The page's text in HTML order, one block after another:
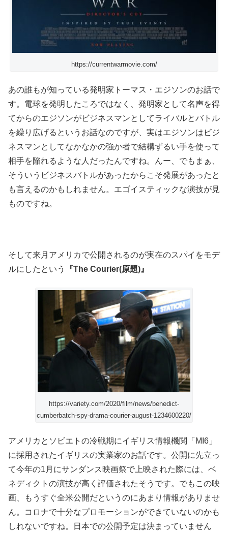
https://currentwarmovie.com/
あの誰もが知っている発明家トーマス・エジソンのお話で
す。電球を発明したころではなく、発明家として名声を得
てからのエジソンがビジネスマンとしてライバルとバトル
を繰り広げるというお話なのですが、実はエジソンはビジ
ネスマンとしてなかなかの強か者で結構ずるい手を使って
相手を陥れるような人だったんですね。んー、でもまぁ、
そういうビジネスバトルがあったからこそ発展があったと
も言えるのかもしれません。エゴイスティックな演技が見
ものですね。
そして来月アメリカで公開されるのが実在のスパイをモデ
ルにしたという
『The Courier(原題)』
https://variety.com/2020/film/news/benedict-
cumberbatch-spy-drama-courier-august-1234600220/
アメリカとソビエトの冷戦期にイギリス情報機関「MI6」
に採用されたイギリスの実業家のお話です。公開に先立っ
て今年の1月にサンダンス映画祭で上映された際には、ベ
ネディクトの演技が高く評価されたそうです。でもこの映
画、もうすぐ全米公開だというのにあまり情報がありませ
ん。コロナで十分なプロモーションができていないのかも
しれないですね。日本での公開予定は決まっていません